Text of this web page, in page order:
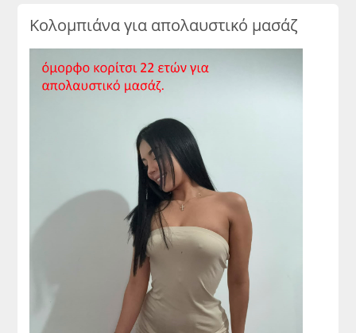
Κολομπιάνα για απολαυστικό μασάζ